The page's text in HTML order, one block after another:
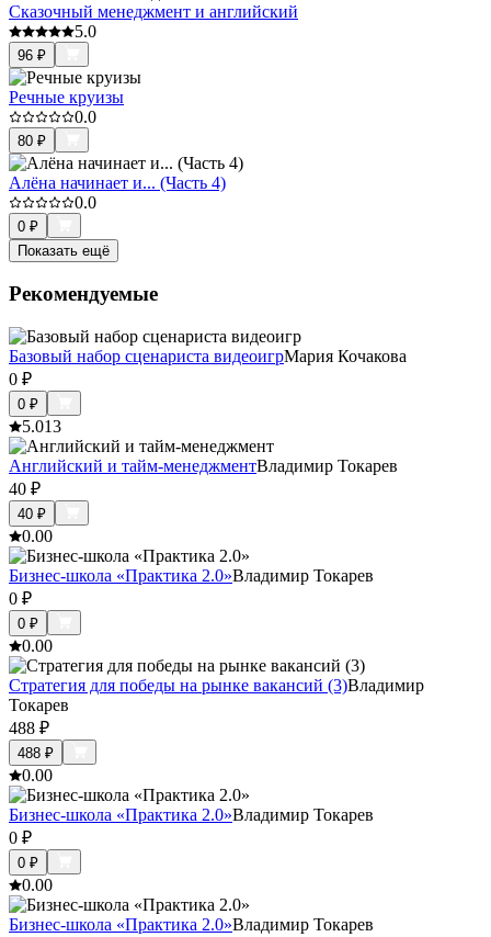
Сказочный менеджмент и английский
5.0
96 ₽
Речные круизы
0.0
80 ₽
Алёна начинает и... (Часть 4)
0.0
0 ₽
Показать ещё
Рекомендуемые
Базовый набор сценариста видеоигрМария Кочакова
0 ₽
0 ₽
5.013
Английский и тайм-менеджментВладимир Токарев
40 ₽
40 ₽
0.00
Бизнес-школа «Практика 2.0»Владимир Токарев
0 ₽
0 ₽
0.00
Стратегия для победы на рынке вакансий (3)Владимир
Токарев
488 ₽
488 ₽
0.00
Бизнес-школа «Практика 2.0»Владимир Токарев
0 ₽
0 ₽
0.00
Бизнес-школа «Практика 2.0»Владимир Токарев